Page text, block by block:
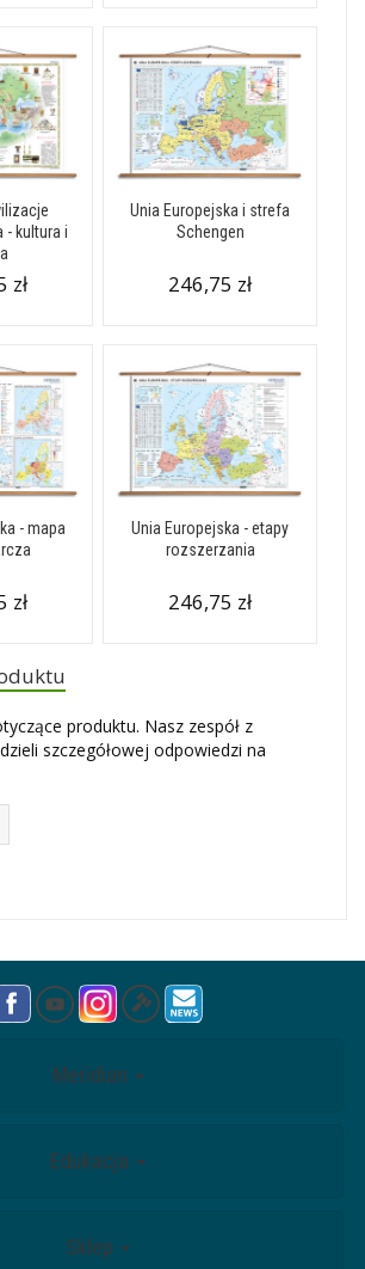
- kultura i
zł
Unia Europejska i strefa
Schengen
246,75 zł
- mapa
zł
Unia Europejska - etapy
rozszerzania
246,75 zł
produktu. Nasz zespół z
szczegółowej odpowiedzi na
Meridian
Edukacja
Sklep